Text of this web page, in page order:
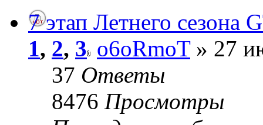
7 этап Летнего сезона
1, 2, 3 o6oRmoT» 27
37 Ответы
8476 Просмотры